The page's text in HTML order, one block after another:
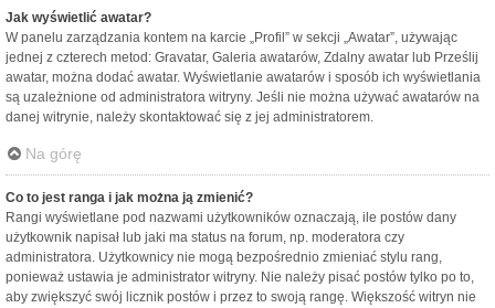
Jak wyświetlić awatar?
W panelu zarządzania kontem na karcie „Profil” w sekcji „Awatar”, używając
jednej z czterech metod: Gravatar, Galeria awatarów, Zdalny awatar lub Prześlij
awatar, można dodać awatar. Wyświetlanie awatarów i sposób ich wyświetlania
są uzależnione od administratora witryny. Jeśli nie można używać awatarów na
danej witrynie, należy skontaktować się z jej administratorem.
Na górę
Co to jest ranga i jak można ją zmienić?
Rangi wyświetlane pod nazwami użytkowników oznaczają, ile postów dany
użytkownik napisał lub jaki ma status na forum, np. moderatora czy
administratora. Użytkownicy nie mogą bezpośrednio zmieniać stylu rang,
ponieważ ustawia je administrator witryny. Nie należy pisać postów tylko po to,
aby zwiększyć swój licznik postów i przez to swoją rangę. Większość witryn nie